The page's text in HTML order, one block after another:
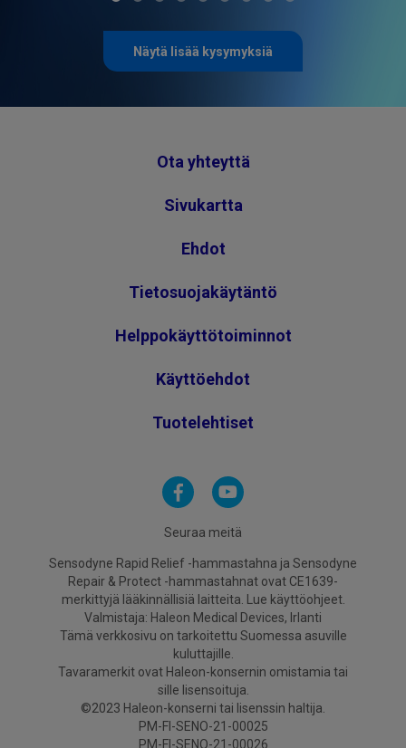
Näytä lisää kysymyksiä
Ota yhteyttä
Sivukartta
Ehdot
Tietosuojakäytäntö
Helppokäyttötoiminnot
Käyttöehdot
Tuotelehtiset
Seuraa meitä
Sensodyne Rapid Relief -hammastahna ja Sensodyne
Repair & Protect -hammastahnat ovat CE1639-
merkittyjä lääkinnällisiä laitteita. Lue käyttöohjeet.
Valmistaja: Haleon Medical Devices, Irlanti
Tämä verkkosivu on tarkoitettu Suomessa asuville
kuluttajille.
Tavaramerkit ovat Haleon-konsernin omistamia tai
sille lisensoituja.
©2023 Haleon-konserni tai lisenssin haltija.
PM-FI-SENO-21-00025
PM-FI-SENO-21-00026